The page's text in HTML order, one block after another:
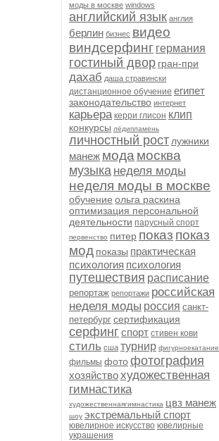
моды в москве windows
английский язык англия
берлин бизнес видео
виндсерфинг германия
гостиный двор гран-при
дахаб даша стравински
дистанционное обучение египет
законодательство интернет
карьера керри глисон клип
конкурсы лёдипламень
личностный рост лужники
манеж мода москва
музыка неделя моды
неделя моды в москве
обучение ольга раскина
оптимизация персональной
деятельности парусный спорт
первенство питер показ показ
мод показы практическая
психология психология
путешествия расписание
репортаж репортажи российская
неделя моды россия санкт-
петербург сертификация
серфинг спорт стивен кови
стиль сша турнир фигурноекатание
фильмы фотофотография
хозяйствохудожественная
гимнастика
художественнаягимнастика цвз манеж
шоу экстремальный спорт
ювелирное искусство ювелирные
украшения